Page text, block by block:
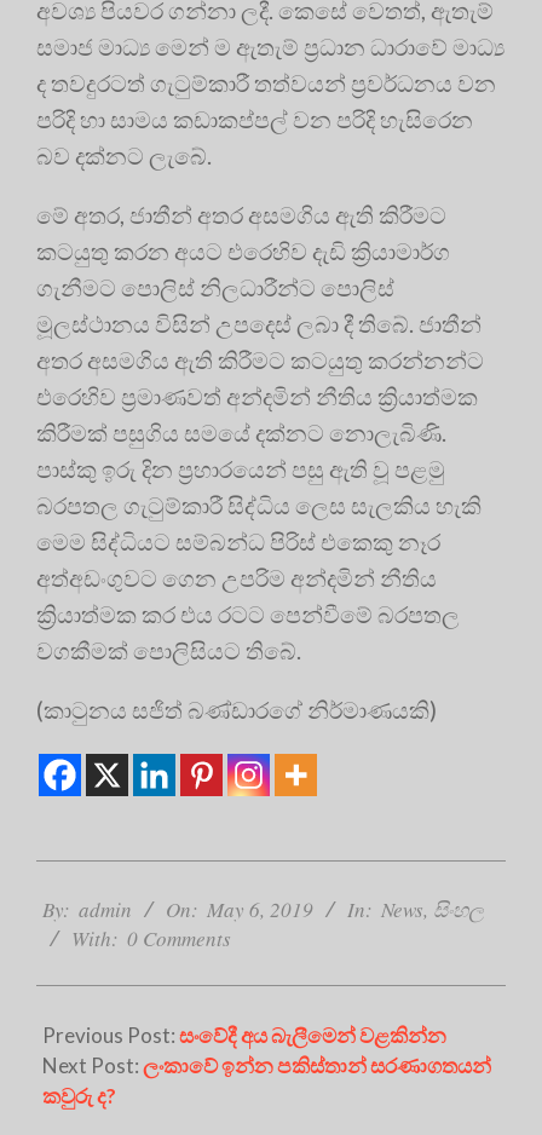
අවශ්‍ය පියවර ගන්නා ලදී. කෙසේ වෙතත්, ඇතැම්
සමාජ මාධ්‍ය මෙන් ම ඇතැම් ප්‍රධාන ධාරාවේ මාධ්‍ය
ද තවදුරටත් ගැටුම්කාරී තත්වයන් ප්‍රවර්ධනය වන
පරිදි හා සාමය කඩාකප්පල් වන පරිදි හැසිරෙන
බව දක්නට ලැබේ.
මේ අතර, ජාතීන් අතර අසමගිය ඇති කිරීමට
කටයුතු කරන අයට එරෙහිව දැඩි ක්‍රියාමාර්ග
ගැනීමට පොලිස් නිලධාරීන්ට පොලිස්
මූලස්ථානය විසින් උපදෙස් ලබා දී තිබේ. ජාතීන්
අතර අසමගිය ඇති කිරීමට කටයුතු කරන්නන්ට
එරෙහිව ප්‍රමාණවත් අන්දමින් නීතිය ක්‍රියාත්මක
කිරීමක් පසුගිය සමයේ දක්නට නොලැබිණි.
පාස්කු ඉරු දින ප්‍රහාරයෙන් පසු ඇති වූ පළමු
බරපතල ගැටුම්කාරී සිද්ධිය ලෙස සැලකිය හැකි
මෙම සිද්ධියට සම්බන්ධ පිරිස් එකෙකු නෑර
අත්අඩංගුවට ගෙන උපරිම අන්දමින් නීතිය
ක්‍රියාත්මක කර එය රටට පෙන්වීමේ බරපතල
වගකීමක් පොලිසියට තිබේ.
(කාටුනය සජිත් බණ්ඩාරගේ නිර්මාණයකි)
05-
06
By: admin On: May 6, 2019 In: News, සිංහල
With: 0 Comments
Previous Post:සංවේදී අය බැලීමෙන් වළකින්න
Next Post:ලංකාවේ ඉන්න පකිස්තාන් සරණාගතයන්
කවුරු ද?